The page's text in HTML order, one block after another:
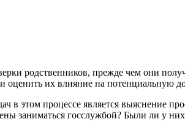
родственников, прежде чем они
оценить их влияние на потенциальную
в этом процессе является выяснение
заниматься госслужбой? Были ли у